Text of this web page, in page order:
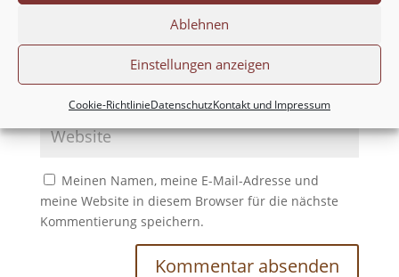
Ablehnen
Einstellungen anzeigen
Cookie-RichtlinieDatenschutzKontakt und Impressum
Meinen Namen, meine E-Mail-Adresse und
meine Website in diesem Browser für die nächste
Kommentierung speichern.